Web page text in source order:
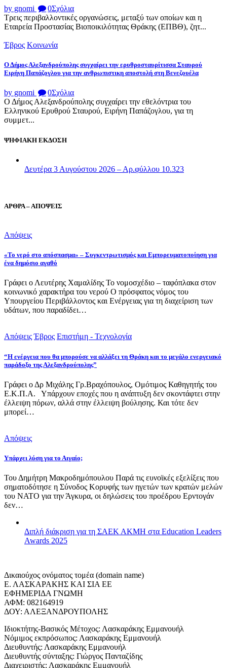
by gnomi 0Σχόλια
Τρεις περιβαλλοντικές οργανώσεις, μεταξύ των οποίων και η
Εταιρεία Προστασίας Βιοποικιλότητας Θράκης (ΕΠΒΘ), ζητ...
Έβρος Κοινωνία
Ο Δήμος Αλεξανδρούπολης συγχαίρει την ερυθροσταυρίτισσα Σταυρού
Ειρήνη Παπάζογλου για την ανθρωπιστικη αποστολή στη Βενεζουέλα
by gnomi 0Σχόλια
Ο Δήμος Αλεξανδρούπολης συγχαίρει την εθελόντρια του
Ελληνικού Ερυθρού Σταυρού, Ειρήνη Παπάζογλου, για τη
συμμετ...
ΨΗΦΙΑΚΗ ΕΚΔΟΣΗ
Δευτέρα 3 Αυγούστου 2026 – Αρ.φύλλου 10.323
ΑΡΘΡΑ – ΑΠΟΨΕΙΣ
Απόψεις
«Το νερό στο απόσπασμα» – Συγκεντρωτισμός και Εμπορευματοποίηση για
ένα δημόσιο αγαθό
Γράφει ο Λευτέρης Χαμαλίδης Το νομοσχέδιο – ταφόπλακα στον
κοινωνικό χαρακτήρα του νερού Ο πρόσφατος νόμος του
Υπουργείου Περιβάλλοντος και Ενέργειας για τη διαχείριση των
υδάτων, που παραδίδει…
Απόψεις Έβρος Επιστήμη - Τεχνολογία
“Η ενέργεια που θα μπορούσε να αλλάξει τη Θράκη και το μεγάλο ενεργειακό
παράδοξο της Αλεξανδρούπολης”
Γράφει ο Δρ Μιχάλης Γρ.Βραχόπουλος, Ομότιμος Καθηγητής του
Ε.Κ.Π.Α. Υπάρχουν εποχές που η ανάπτυξη δεν σκοντάφτει στην
έλλειψη πόρων, αλλά στην έλλειψη βούλησης. Και τότε δεν
μπορεί…
Απόψεις
Υπάρχει λύση για το Αιγαίο;
Του Δημήτρη Μακροδημόπουλου Παρά τις ευνοϊκές εξελίξεις που
σηματοδότησε η Σύνοδος Κορυφής των ηγετών των κρατών μελών
του ΝΑΤΟ για την Άγκυρα, οι δηλώσεις του προέδρου Ερντογάν
δεν…
Διπλή διάκριση για τη ΣΑΕΚ ΑΚΜΗ στα Education Leaders
Awards 2025
Δικαιούχος ονόματος τομέα (domain name)
Ε. ΛΑΣΚΑΡΑΚΗΣ ΚΑΙ ΣΙΑ ΕΕ
ΕΦΗΜΕΡΙΔΑ ΓΝΩΜΗ
ΑΦΜ: 082164919
ΔΟΥ: ΑΛΕΞΑΝΔΡΟΥΠΟΛΗΣ
Ιδιοκτήτης-Βασικός Μέτοχος: Λασκαράκης Εμμανουήλ
Νόμιμος εκπρόσωπος: Λασκαράκης Εμμανουήλ
Διευθυντής: Λασκαράκης Εμμανουήλ
Διευθυντής σύνταξης: Γιώργος Πανταζίδης
Διαχειριστής: Λασκαράκης Εμμανουήλ